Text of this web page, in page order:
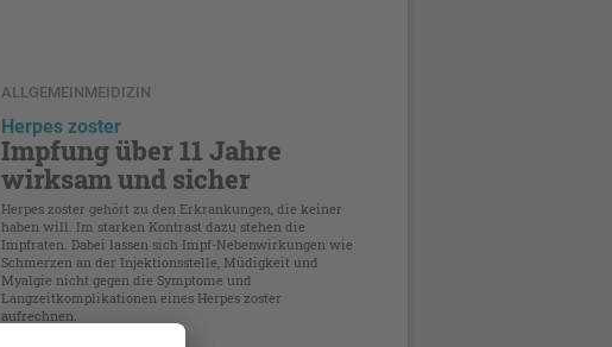
ALLGEMEINMEIDIZIN
Herpes zoster
Impfung über 11 Jahre
wirksam und sicher
Herpes zoster gehört zu den Erkrankungen, die keiner
haben will. Im starken Kontrast dazu stehen die
Impfraten. Dabei lassen sich Impf-Nebenwirkungen wie
Schmerzen an der Injektionsstelle, Müdigkeit und
Myalgie nicht gegen die Symptome und
Langzeitkomplikationen eines Herpes zoster
aufrechnen.